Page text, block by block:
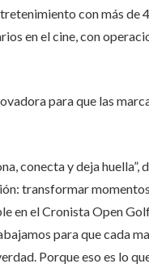
con más de
en el cine, con
para que las
conecta y deja huella”,
transformar
en el Cronista Open
para que cada
Porque eso es lo